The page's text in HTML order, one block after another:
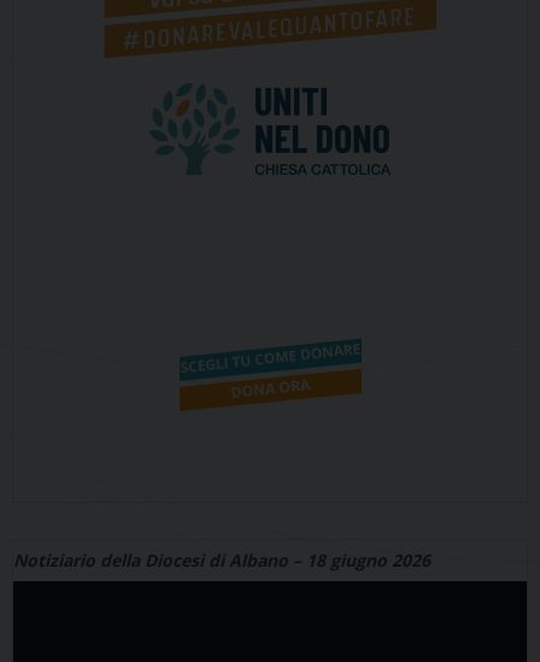
Notiziario della Diocesi di Albano – 18 giugno 2026